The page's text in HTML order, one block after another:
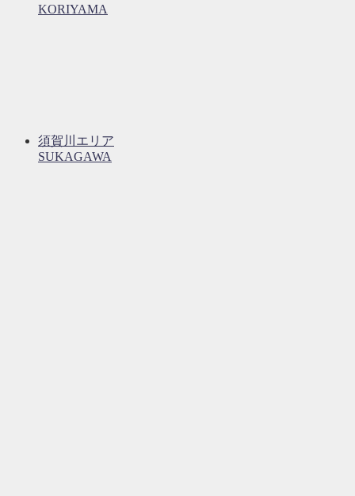
KORIYAMA
須賀川エリア
SUKAGAWA